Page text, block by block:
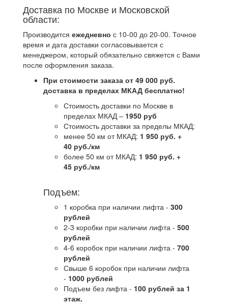
Доставка по Москве и Московской
области:
Производится ежедневно с 10-00 до 20-00. Точное
время и дата доставки согласовывается с
менеджером, который обязательно свяжется с Вами
после оформления заказа.
При стоимости заказа от 49 000 руб.
доставка в пределах МКАД бесплатно!
Стоимость доставки по Москве в
пределах МКАД – 1950 руб
Стоимость доставки за пределы МКАД:
менее 50 км от МКАД: 1 950 руб. +
40 руб./км
более 50 км от МКАД: 1 950 руб. +
45 руб./км
Подъем:
1 коробка при наличии лифта - 300
рублей
2-3 коробки при наличии лифта - 500
рублей
4-6 коробок при наличии лифта - 700
рублей
Свыше 6 коробок при наличии лифта
- 1000 рублей
Подъем без лифта - 100 рублей за 1
этаж.